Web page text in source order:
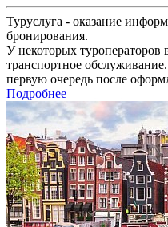
Туруслуга - оказание
бронирования.
У некоторых туроператоров
транспортное
первую очередь после
Подробнее